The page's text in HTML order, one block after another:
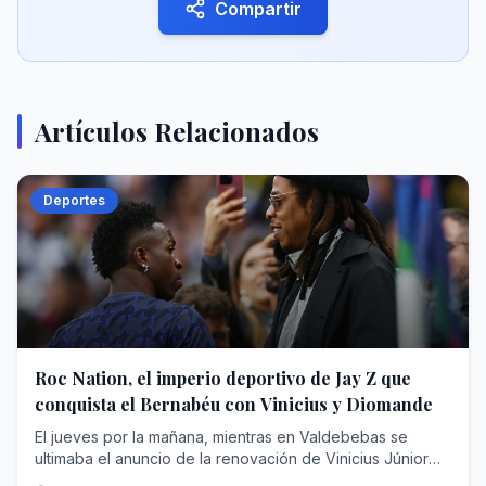
Compartir
Artículos Relacionados
Deportes
Roc Nation, el imperio deportivo de Jay Z que
conquista el Bernabéu con Vinicius y Diomande
El jueves por la mañana, mientras en Valdebebas se ultimaba el anuncio de la renovación de Vinicius Júnior hasta el 30 de junio de 2032, un monovolumen negro abandonaba la concentración del RB Leipzig en Saalfelden (Austria) camino del aeropuerto. Dentro viajaba Yan Diomande , diecinueve años, rumbo a Madrid para cerrar un traspaso cifrado en unos 125 millones de euros fijos que, con las variables, podría escalar hasta los 140 y convertirse en el más caro de la historia del club blanco, por encima de los que se pagaron por Cristiano Ronaldo, Bellingham o Hazard. En apenas veinticuatro horas, el Real Madrid anunciaba el blindaje de su estrella y su nuevo fichaje récord.Dos operaciones, dos contratos de más de seis años y una sola autoría. Porque detrás de la nueva ficha de Vinicius —en torno a los 24 millones de euros brutos por temporada— y detrás del extremo marfileño que eligió el Bernabéu pese al cortejo del PSG y del Liverpool está la misma empresa: Roc Nation Sports , la agencia fundada por el rapero y magnate Shawn 'Jay-Z' Carter. Nunca una compañía nacida del hip hop había acumulado tanto poder en el vestuario más institucional del fútbol mundial.Para entender cómo un sello discográfico de Nueva York ha terminado condicionando el presente y el futuro deportivo del club de las quince Copas de Europa hay que recorrer trece años de estrategia empresarial: una venta forzosa en la NBA, un beisbolista arrebatado al agente más temido de América, un sueño brasileño frustrado que acabó resolviéndose comprando una agencia entera y un desembarco europeo que ha concluido donde concluyen todas las conquistas del fútbol: en Chamartín.Jay-Z: De Brooklyn a las grandes estrellasAntes de toparse con Florentino Pérez, Shawn Corey Carter (Brooklyn, 1969) ya había negociado con medio mundo. Criado en las viviendas sociales de Marcy Houses, fundó en 1995 su propio sello, Roc-A-Fella Records, porque ninguna discográfica quiso ficharle; en 2007 vendió su marca de ropa Rocawear por 204 millones de dólares; y en abril de 2008 creó Roc Nation , en alianza con el gigante de conciertos Live Nation, que puso sobre la mesa un contrato inicial de unos 150 millones. Aquello nació como discográfica y hoy es un conglomerado de representación de artistas y deportistas, editorial, cine y televisión, filantropía y moda. Forbes lo consagró en 2019 como el primer rapero milmillonario de la historia y hoy estima su fortuna entre los 2.500 y los 2.800 millones de dólares, un patrimonio en el que la música es ya casi una anécdota frente a operaciones como la firma del contrato con la NFL para producir el espectáculo del descanso de la Super Bowl.Durante un tiempo, el rapero tuvo una participación en los Brooklyn Nets que llegó a su fin en abril de 2013. La normativa de la NBA y de su sindicato de jugadores prohíbe que un propietario de franquicia ejerza a la vez de agente, de modo que Jay-Z tuvo que desprenderse de su parte de la franquicia neoyorquina, adquirida en 2004 por cerca de un millón de dólares: un paquete minúsculo, inferior al 1% y valorado en unos 350.000 dólares, pero de enorme carga simbólica, porque el rapero había sido el rostro de la mudanza de la franquicia de Nueva Jersey a Brooklyn y hasta había intervenido en el diseño de su identidad visual. Vendió para poder sentarse al otro lado de la mesa. En alianza con la agencia CAA (Creative Artists Agency)—con la que rompió relaciones años después— , su primera adquisición fue un golpe de efecto: Robinson Canó , jugador de los Yankees, abandonó a Scott Boras —el agente más temido del béisbol— para firmar con el sello del rapero. Meses después, Canó rubricaba con los Seattle Mariners un contrato de 240 millones de dólares y diez años, uno de los mayores de la historia de las Grandes Ligas. Le siguieron Kevin Durant (NBA)—cliente insignia de aquella primera época, antes de fundar años más tarde su propia firma—, Skylar Diggins (WNBA), Victor Cruz (NFL) o Geno Smith.El planteamiento era una enmienda a la totalidad del oficio. Frente a la vieja escuela europea del agente intermediario —el modelo de Jorge Mendes, que según Forbes ha llegado a manejar más de 950 millones de dólares en contratos activos con comisiones superiores a los 95—, Roc Nation importó la lógica del entretenimiento americano: gestión 360 grados, marca personal, moda, contenido audiovisual e impacto social. La adquisición de TFMHay un nombre que sobrevuela toda esta historia y que nunca llegó a formar parte de la agencia: Neymar . Cuando Roc Nation Sports echó a andar en 2013, ya se rumoreaba que fichar al entonces astro del Santos figuraba entre las máximas prioridades del rapero, que soñaba con convertirlo en el emblema global de su desembarco en el fútbol. No sucedió jamás. Una década después, Jay-Z resolvió el desengaño con una jugada de manual americano: si no puedes comprar la fruta, compra el huerto.El 7 de julio de 2023, Roc Nation Sports International anunció la adquisición de TFM Agency , la agencia de Sao Paulo que representaba a más de un centenar de futbolistas brasileños, rebautizada desde entonces como Roc Nation Sports Brazil. El importe quedó blindado bajo confidencialidad —se estima que fueron unos 450 millones de dólares—, pero el botín estaba en la cartera: Vinicius Júnior, Gabriel Martinelli y la siguiente hornada de perlas, con Endrick a la cabeza. De un plumazo, la nómina futbolística internacional de la casa se triplicó, de unos cuarenta a cerca de ciento veinte jugadores. «En términos de fútbol, Brasil es el centro de todo», proclamó Juan Perez —presidente de la división deportiva desde su nacimiento— al presentar la operación.Al frente quedó el hombre que lo había construido: Frederico Pena , fundador de TFM, que conservó acciones y asumió la presidencia de la filial brasileña junto a sus socios principales. Pena es el cazador de talento sudamericano por antonomasia: ató a Vinicius en su etapa de Flamengo, mucho antes del traspaso que lo llevó al Real Madrid en 2018, y repitió la fórmula con Endrick, amarrado antes de que el club blanco pagara al Palmeiras en torno a 60 millones por un chaval de dieciséis años. Jay-Z no persiguió la firma de Vinicius uno a uno, como persiguió en vano la de Neymar; adquirió directamente la sociedad que ya la custodiaba.La conquista del mercado europeoEl asalto al Viejo Continente tiene fecha y arquitecto. En septiembre de 2019, Roc Nation abrió oficina en Londres y puso al mando a Michael Yormark . La cartera europea creció a golpe de nombres: Kevin De Bruyne y Romelu Lukaku como buques insignia belgas, Axel Witsel, Jerome Boateng, Federico Dimarco, Tyrone Mings, los hermanos Reece y Lauren James o Marcus Rashford, captado en 2020. La propia agencia presume hoy de figurar entre las diez más importantes del fútbol mundial.El músculo americano completa el cuadro. En Estados Unidos, la casa gestiona a estrellas como LaMelo Ball en la NBA, el quarterback Kyler Murray o Saquon Barkley, campeón de la Super Bowl con Filadelfia. Según la última radiografía de Forbes sobre las agencias más valiosas de Norteamérica, Roc Nation Sports ocupa el séptimo puesto, con unos 2.140 millones de dólares en contratos deportivos activos bajo gestión, otros 510 millones en acuerdos extradeportivos , un techo de comisiones estimado en 218 millones y alrededor de 260 clientes. En España, sus hilos se cruzan en el Clásico: además de Vinicius y Endrick en el Real Madrid, representa a Marc Bernal, el prometedor mediocentro azulgrana que el Barcelona blindó hasta 2029 con una cláusula de 500 millones.Y en mayo de este año llegó el matiz que define la nueva era: los clubes ya no solo negocian contra Roc Nation; ahora también la contratan. La agencia, que ya promociona la marca de la Serie A italiana en Estados Unidos, anunció el pasado 14 de mayo una alianza estratégica con el Chelsea por la que asumirá el crecimiento de la marca del club londinense y su conexión con el público estadounidense, a caballo entre el fútbol, la música y la cultura pop, con camiseta de edición limitada firmada por DJ Khaled incluida. El cazador se ha hecho también guardabosques: la misma empresa que tensa a los clubes en los despachos es la que otros clubes pagan para seducir al aficionado del futuro.El colofón en el MadridY así se llega al verano de 2026, el de la doble exhibición de fuerza en Chamartín. La historia de Yan Diomande parece escrita para el modelo Roc Nation: hace apenas dos años jugaba en la academia DME de Daytona Beach, en Florida; el Leganés lo rescató para su filial, el Leipzig ejecutó su cláusula por 20 millones en julio de 2025 y el marfileño respondió con la mejor temporada de un debutante en la Bundesliga, doce goles y ocho asistencias, antes de brillar con Costa de Marfil en el Mundial. El chico de Abiyán, que creció idolatrando a Cristiano Ronaldo, eligió el Bernabéu. La renovación de Vinicius fue un pulso más largo y más áspero: más de dieciocho meses de tira y afloja en los que llegó a darse por imposible mientras la relación del brasileño con Xabi Alonso, despedido tras solo 34 partidos, siguiera condicionando el vestuario que ahora dirige José Mourinho . El club, fiel a su liturgia, mantuvo su cláusula intacta en los 1.000 millones. Y sobre la mesa planeó siempre la palanca perfecta: una supuesta oferta desde el fútbol saudí que hubiese cambiado el panorama deportivo.El madridismo reconocerá la escena. En 2013 y en 2016, Jorge Mendes protagonizó pulsos idénticos con Florentino Pérez para renovar a Cristiano Ronaldo con la exigencia de mantenerlo en la cima salarial del planeta —en la cual había ascendido Leo Messi— y la misma cláusula simbólica de 1.000 millones. Ha cambiado el acento del negociador —del portugués de Gestifute al inglés corporativo de Michael Yormark—, no la naturaleza del pulso. La diferencia principal, con respecto a 2016, es que Yormark ha conseguido lo que Mendes no pudo: Vinicius vestirá de blanco cobrando un salario que le satisface. Dos contratos hasta 2032,